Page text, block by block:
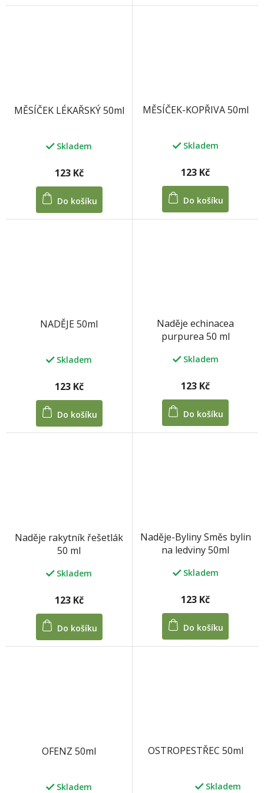
MĚSÍČEK LÉKAŘSKÝ 50ml
Skladem
123 Kč
Do košíku
MĚSÍČEK-KOPŘIVA 50ml
Skladem
123 Kč
Do košíku
NADĚJE 50ml
Skladem
123 Kč
Do košíku
Naděje echinacea
purpurea 50 ml
Skladem
123 Kč
Do košíku
Naděje rakytník řešetlák
50 ml
Skladem
123 Kč
Do košíku
Naděje-Byliny Směs bylin
na ledviny 50ml
Skladem
123 Kč
Do košíku
OFENZ 50ml
Skladem
OSTROPESTŘEC 50ml
Skladem